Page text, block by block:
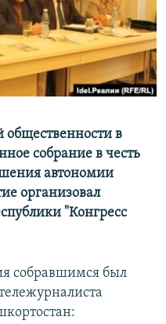
общественности в
собрание в честь
автономии
организовал
"Конгресс
собравшимся был